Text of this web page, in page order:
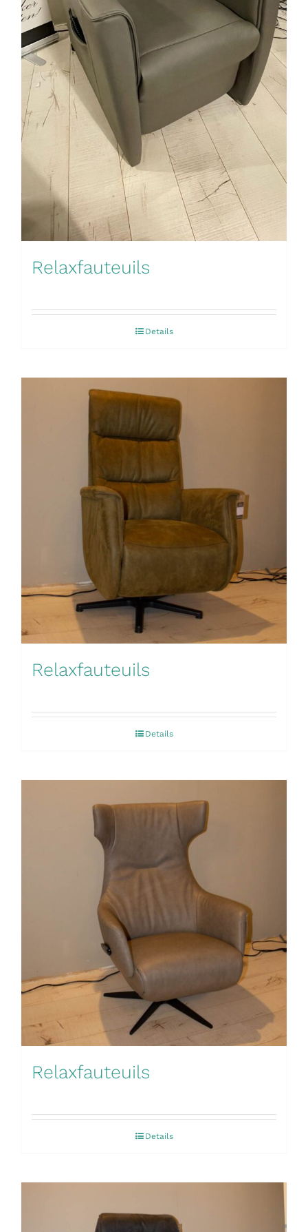
Relaxfauteuils
Details
Relaxfauteuils
Details
Relaxfauteuils
Details